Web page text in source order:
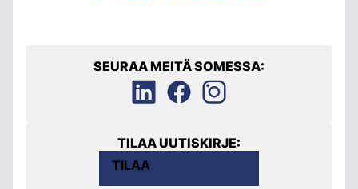
SEURAA MEITÄ SOMESSA:
TILAA UUTISKIRJE:
TILAA